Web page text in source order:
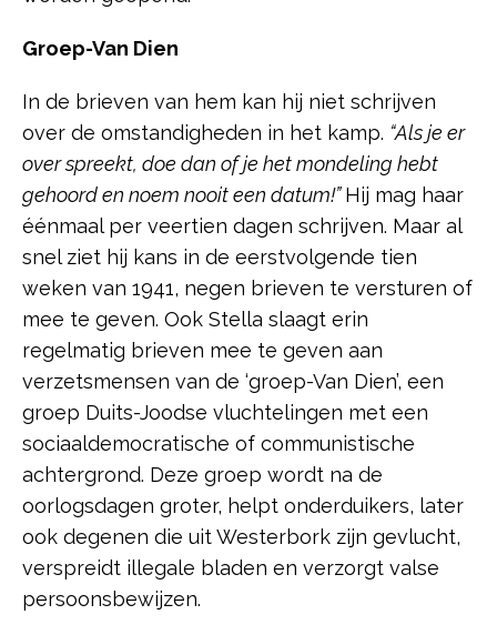
Groep-Van Dien
In de brieven van hem kan hij niet schrijven
over de omstandigheden in het kamp. “Als je er
over spreekt, doe dan of je het mondeling hebt
gehoord en noem nooit een datum!”Hij mag haar
éénmaal per veertien dagen schrijven. Maar al
snel ziet hij kans in de eerstvolgende tien
weken van 1941, negen brieven te versturen of
mee te geven. Ook Stella slaagt erin
regelmatig brieven mee te geven aan
verzetsmensen van de ‘groep-Van Dien’, een
groep Duits-Joodse vluchtelingen met een
sociaaldemocratische of communistische
achtergrond. Deze groep wordt na de
oorlogsdagen groter, helpt onderduikers, later
ook degenen die uit Westerbork zijn gevlucht,
verspreidt illegale bladen en verzorgt valse
persoonsbewijzen.